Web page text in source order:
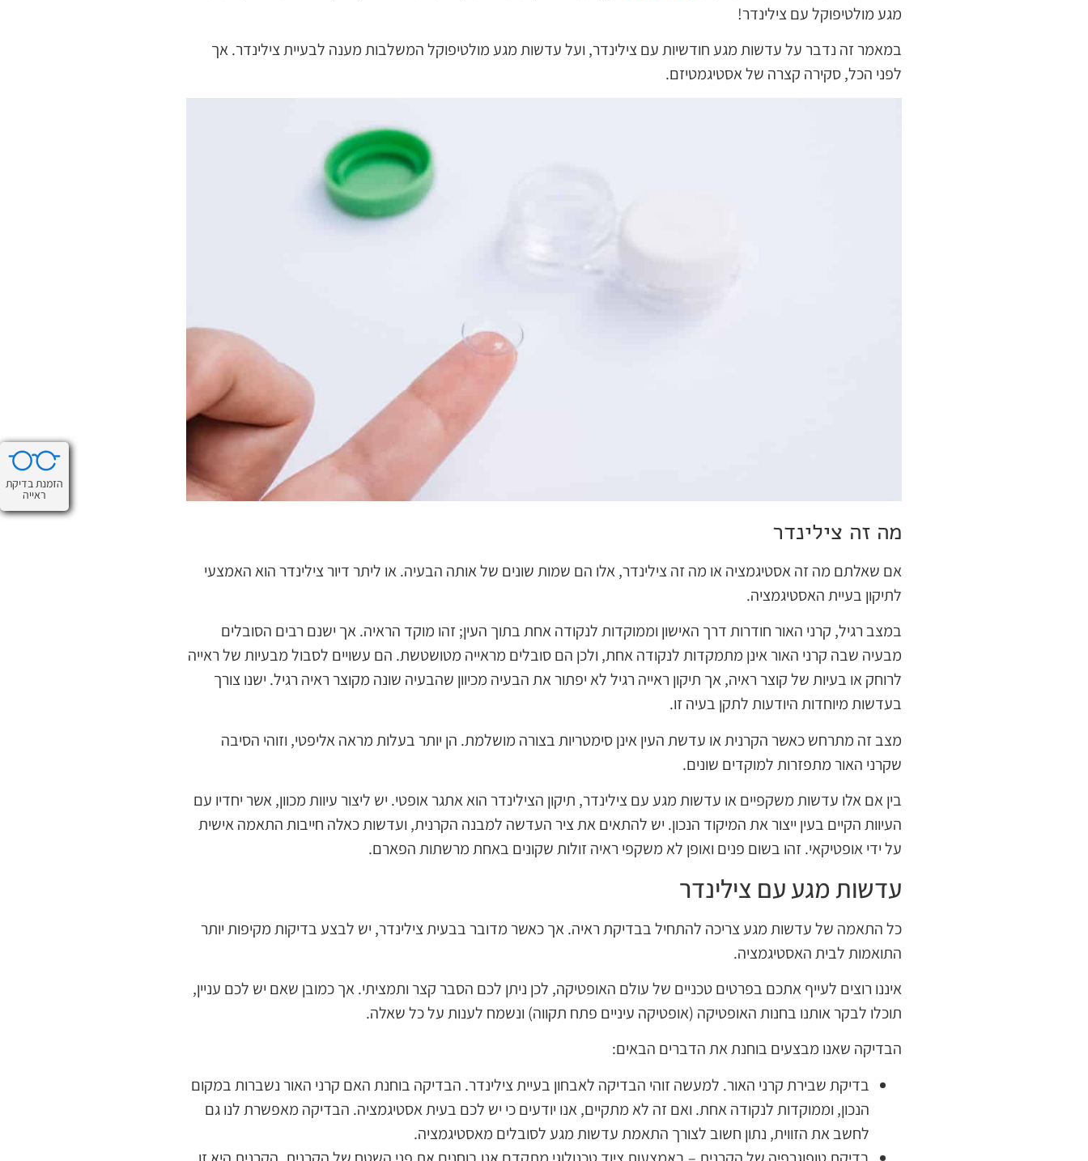
מגע מולטיפוקל עם צילינדר!
במאמר זה נדבר על עדשות מגע חודשיות עם צילינדר, ועל עדשות מגע מולטיפוקל המשלבות מענה לבעיית צילינדר. אך
לפני הכל, סקירה קצרה של אסטיגמטיזם.
מה זה צילינדר
אם שאלתם מה זה אסטיגמציה או מה זה צילינדר, אלו הם שמות שונים של אותה הבעיה. או ליתר דיור צילינדר הוא האמצעי
לתיקון בעיית האסטיגמציה.
במצב רגיל, קרני האור חודרות דרך האישון וממוקדות לנקודה אחת בתוך העין; זהו מוקד הראיה. אך ישנם רבים הסובלים
מבעיה שבה קרני האור אינן מתמקדות לנקודה אחת, ולכן הם סובלים מראייה מטושטשת. הם עשויים לסבול מבעיות של ראייה
לרוחק או בעיות של קוצר ראיה, אך תיקון ראייה רגיל לא יפתור את הבעיה מכיוון שהבעיה שונה מקוצר ראיה רגיל. ישנו צורך
בעדשות מיוחדות היודעות לתקן בעיה זו.
מצב זה מתרחש כאשר הקרנית או עדשת העין אינן סימטריות בצורה מושלמת. הן יותר בעלות מראה אליפטי, וזוהי הסיבה
שקרני האור מתפזרות למוקדים שונים.
בין אם אלו עדשות משקפיים או עדשות מגע עם צילינדר, תיקון הצילינדר הוא אתגר אופטי. יש ליצור עיוות מכוון, אשר יחדיו עם
העיוות הקיים בעין ייצור את המיקוד הנכון. יש להתאים את ציר העדשה למבנה הקרנית, ועדשות כאלה חייבות התאמה אישית
על ידי אופטיקאי. זהו בשום פנים ואופן לא משקפי ראיה זולות שקונים באחת מרשתות הפארם.
עדשות מגע עם צילינדר
כל התאמה של עדשות מגע צריכה להתחיל בבדיקת ראיה. אך כאשר מדובר בבעית צילינדר, יש לבצע בדיקות מקיפות יותר
התואמות לבית האסטיגמציה.
איננו רוצים לעייף אתכם בפרטים טכניים של עולם האופטיקה, לכן ניתן לכם הסבר קצר ותמציתי. אך כמובן שאם יש לכם עניין,
תוכלו לבקר אותנו בחנות האופטיקה (אופטיקה עיניים פתח תקווה) ונשמח לענות על כל שאלה.
הבדיקה שאנו מבצעים בוחנת את הדברים הבאים:
בדיקת שבירת קרני האור. למעשה זוהי הבדיקה לאבחון בעיית צילינדר. הבדיקה בוחנת האם קרני האור נשברות במקום
הנכון, וממוקדות לנקודה אחת. ואם זה לא מתקיים, אנו יודעים כי יש לכם בעית אסטיגמציה. הבדיקה מאפשרת לנו גם
לחשב את הזווית, נתון חשוב לצורך התאמת עדשות מגע לסובלים מאסטיגמציה.
הזמנת בדיקת
ראייה